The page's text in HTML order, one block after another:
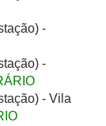
-
-
- Vila